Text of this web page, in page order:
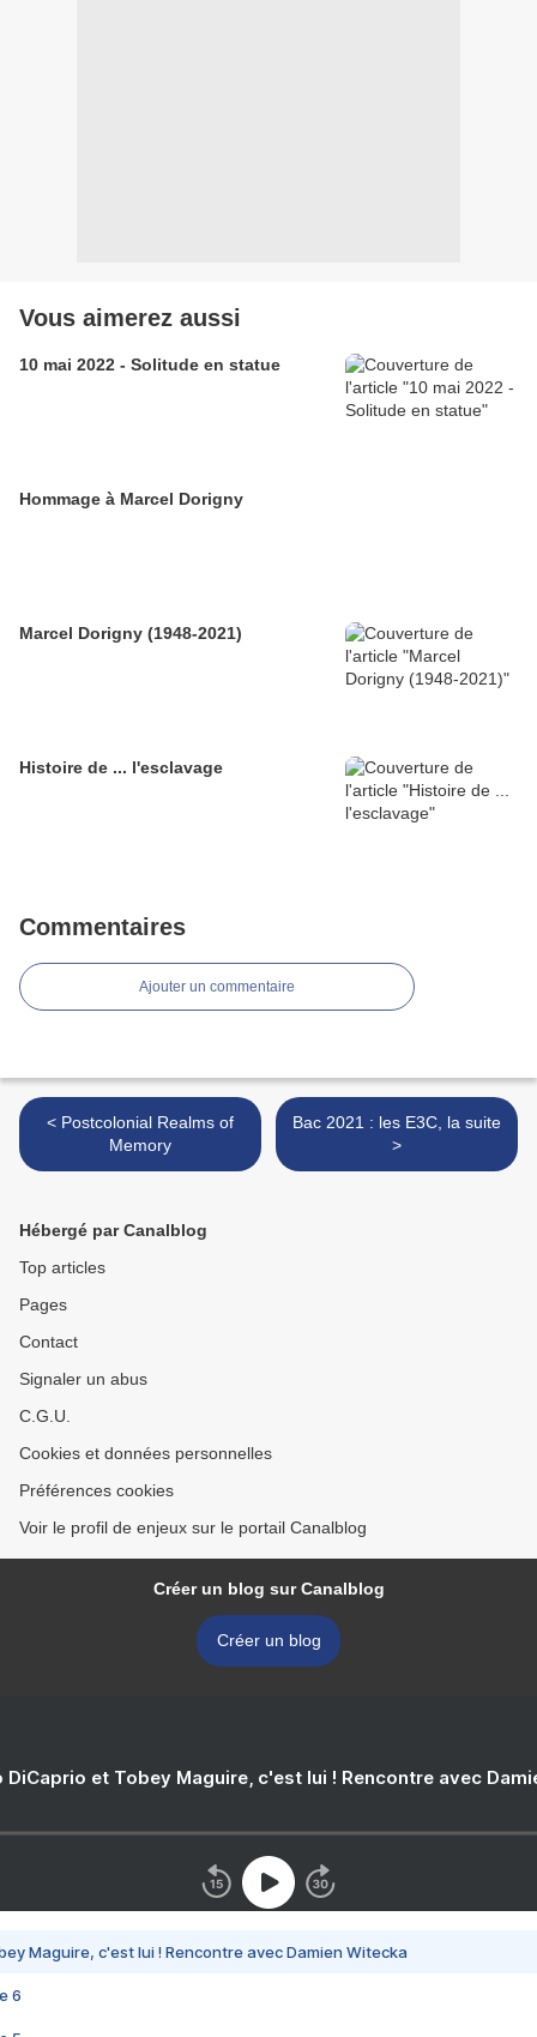
Vous aimerez aussi
10 mai 2022 - Solitude en statue
Hommage à Marcel Dorigny
Marcel Dorigny (1948-2021)
Histoire de ... l'esclavage
Commentaires
Ajouter un commentaire
< Postcolonial Realms of
Memory
Bac 2021 : les E3C, la suite
>
Hébergé par Canalblog
Top articles
Pages
Contact
Signaler un abus
C.G.U.
Cookies et données personnelles
Préférences cookies
Voir le profil de enjeux sur le portail Canalblog
Créer un blog sur Canalblog
Créer un blog
DiCaprio et Tobey Maguire, c'est lui ! Rencontre avec
Maguire, c'est lui ! Rencontre avec Damien Witecka
6